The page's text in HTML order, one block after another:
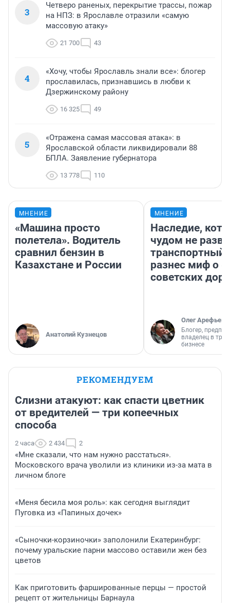
3
Четверо раненых, перекрытие трассы, пожар
на НПЗ: в Ярославле отразили «самую
массовую атаку»
21 700 43
4
«Хочу, чтобы Ярославль знали все»: блогер
прославилась, признавшись в любви к
Дзержинскому району
16 325 49
5
«Отражена самая массовая атака»: в
Ярославской области ликвидировали 88
БПЛА. Заявление губернатора
13 778 110
МНЕНИЕ
«Машина просто
полетела». Водитель
сравнил бензин в
Казахстане и России
Анатолий Кузнецов
МНЕНИЕ
Наследие,
чудом не
транспортный
разнес миф о
советских
Олег Арефьев
Блогер,
владелец в
бизнесе
РЕКОМЕНДУЕМ
Слизни атакуют: как спасти цветник
от вредителей — три копеечных
способа
2 часа 2 434 2
«Мне сказали, что нам нужно расстаться».
Московского врача уволили из клиники из-за мата в
личном блоге
«Меня бесила моя роль»: как сегодня выглядит
Пуговка из «Папиных дочек»
«Сыночки-корзиночки» заполонили Екатеринбург:
почему уральские парни массово оставили жен без
цветов
Как приготовить фаршированные перцы — простой
рецепт от жительницы Барнаула